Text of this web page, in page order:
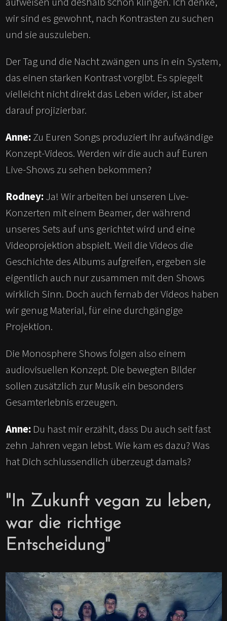
wir sind es gewohnt, nach Kontrasten zu suchen
und sie auszuleben.
Der Tag und die Nacht zwängen uns in ein System,
das einen starken Kontrast vorgibt. Es spiegelt
vielleicht nicht direkt das Leben wider, ist aber
darauf projizierbar.
Anne: Zu Euren Songs produziert Ihr aufwändige
Konzept-Videos. Werden wir die auch auf Euren
Live-Shows zu sehen bekommen?
Rodney: Ja! Wir arbeiten bei unseren Live-
Konzerten mit einem Beamer, der während
unseres Sets auf uns gerichtet wird und eine
Videoprojektion abspielt. Weil die Videos die
Geschichte des Albums aufgreifen, ergeben sie
eigentlich auch nur zusammen mit den Shows
wirklich Sinn. Doch auch fernab der Videos haben
wir genug Material, für eine durchgängige
Projektion.
Die Monosphere Shows folgen also einem
audiovisuellen Konzept. Die bewegten Bilder
sollen zusätzlich zur Musik ein besonders
Gesamterlebnis erzeugen.
Anne: Du hast mir erzählt, dass Du auch seit fast
zehn Jahren vegan lebst. Wie kam es dazu? Was
hat Dich schlussendlich überzeugt damals?
"In Zukunft vegan zu leben,
war die richtige
Entscheidung"